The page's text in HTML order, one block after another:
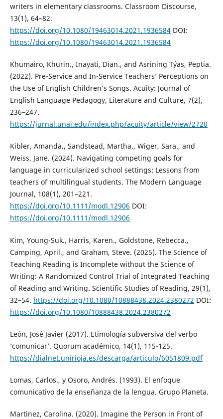
writers in elementary classrooms. Classroom Discourse,
13(1), 64–82.
https://doi.org/10.1080/19463014.2021.1936584DOI:
https://doi.org/10.1080/19463014.2021.1936584
Khumairo, Khurin., Inayati, Dian., and Asrining Týas, Peptia.
(2022). Pre-Service and In-Service Teachers’ Perceptions on
the Use of English Children’s Songs. Acuity: Journal of
English Language Pedagogy, Literature and Culture, 7(2),
236–247.
https://jurnal.unai.edu/index.php/acuity/article/view/2720
Kibler, Amanda., Sandstead, Martha., Wiger, Sara., and
Weiss, Jane. (2024). Navigating competing goals for
language in curricularized school settings: Lessons from
teachers of multilingual students. The Modern Language
Journal, 108(1), 201–221.
https://doi.org/10.1111/modl.12906 DOI:
https://doi.org/10.1111/modl.12906
Kim, Young-Suk., Harris, Karen., Goldstone, Rebecca.,
Camping, April., and Graham, Steve. (2025). The Science of
Teaching Reading is Incomplete without the Science of
Writing: A Randomized Control Trial of Integrated Teaching
of Reading and Writing. Scientific Studies of Reading, 29(1),
32–54. https://doi.org/10.1080/10888438.2024.2380272 DOI:
https://doi.org/10.1080/10888438.2024.2380272
León, José Javier (2017). Etimología subversiva del verbo
‘comunicar’. Quorum académico, 14(1), 115-125.
https://dialnet.unirioja.es/descarga/articulo/6051809.pdf
Lomas, Carlos., y Osoro, Andrés. (1993). El enfoque
comunicativo de la enseñanza de la lengua. Grupo Planeta.
Martinez, Carolina. (2020). Imagine the Person in Front of